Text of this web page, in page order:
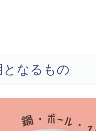
なるもの